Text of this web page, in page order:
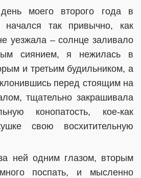
моего второго года в
начался так привычно, как
уезжала – солнце заливало
сиянием, я нежилась в
и третьим будильником, а
перед стоящим на
тщательно закрашивала
конопатость, кое-как
свою восхитительную
ней одним глазом, вторым
поспать, и мысленно